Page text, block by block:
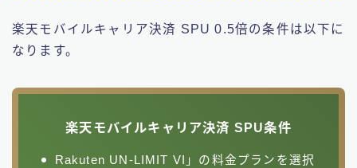
楽天モバイルキャリア決済 SPU 0.5倍の条件は以下に
なります。
楽天モバイルキャリア決済 SPU条件
Rakuten UN-LIMIT VI」の料金プランを選択